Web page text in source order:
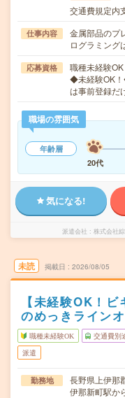
交通費規定内
仕事内容
金属部品のプ
ログラミング
応募資格
職種未経験
◆未経験OK！
は事前登録だ
職場の雰囲気
年齢層
20代
気になる!
派遣会社 株式会社
未読 掲載日 2026/08/05
【未経験OK！
のめっきライン
職種未経験OK 交通費別
派遣
勤務地
長野県上伊那
伊那新町駅か